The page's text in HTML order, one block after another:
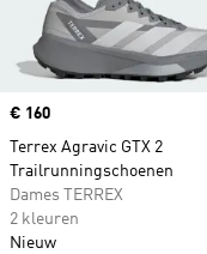
Price
€ 160
Terrex Agravic GTX 2
Trailrunningschoenen
Dames TERREX
2 kleuren
Nieuw